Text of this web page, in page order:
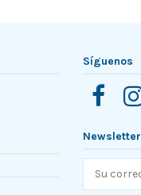
Síguenos
Newsletter